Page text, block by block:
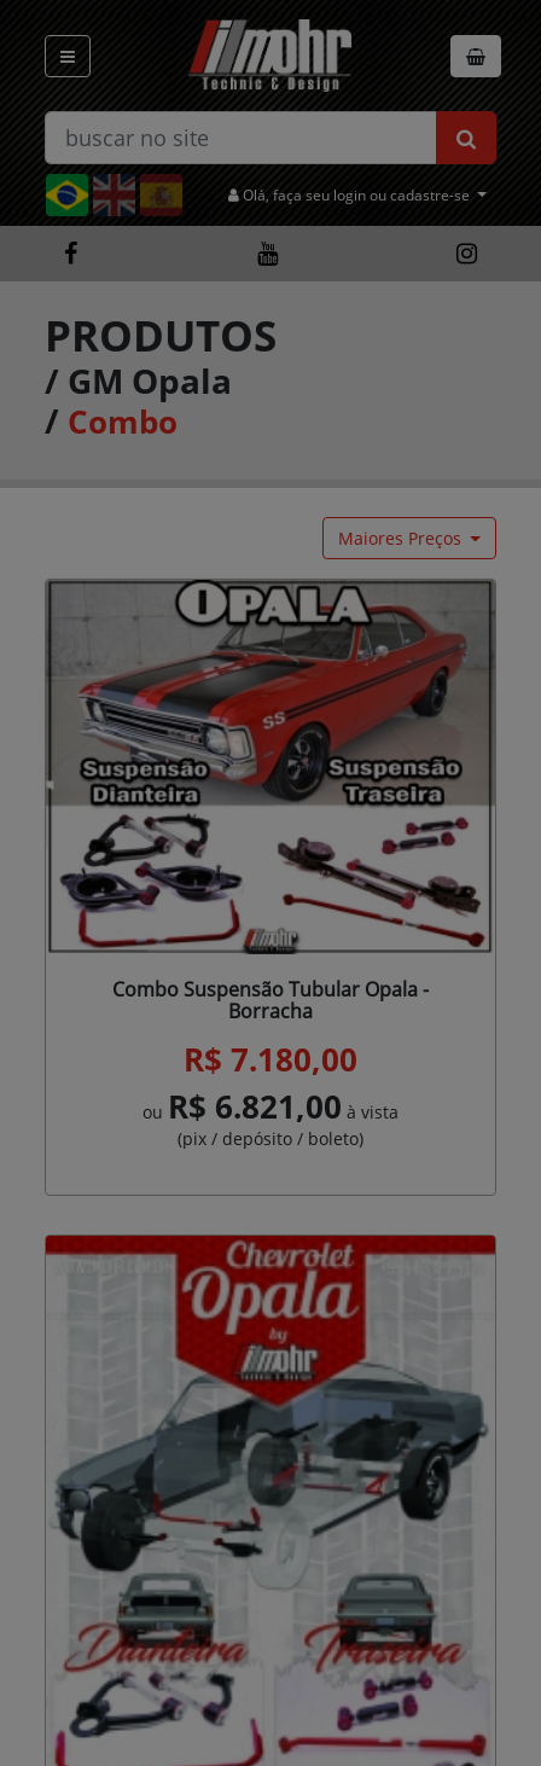
Olá, faça seu login ou cadastre-se
PRODUTOS
/ GM Opala
/ Combo
Maiores Preços
Combo Suspensão Tubular Opala -
Borracha
R$ 7.180,00
ou R$ 6.821,00 à vista
(pix / depósito / boleto)